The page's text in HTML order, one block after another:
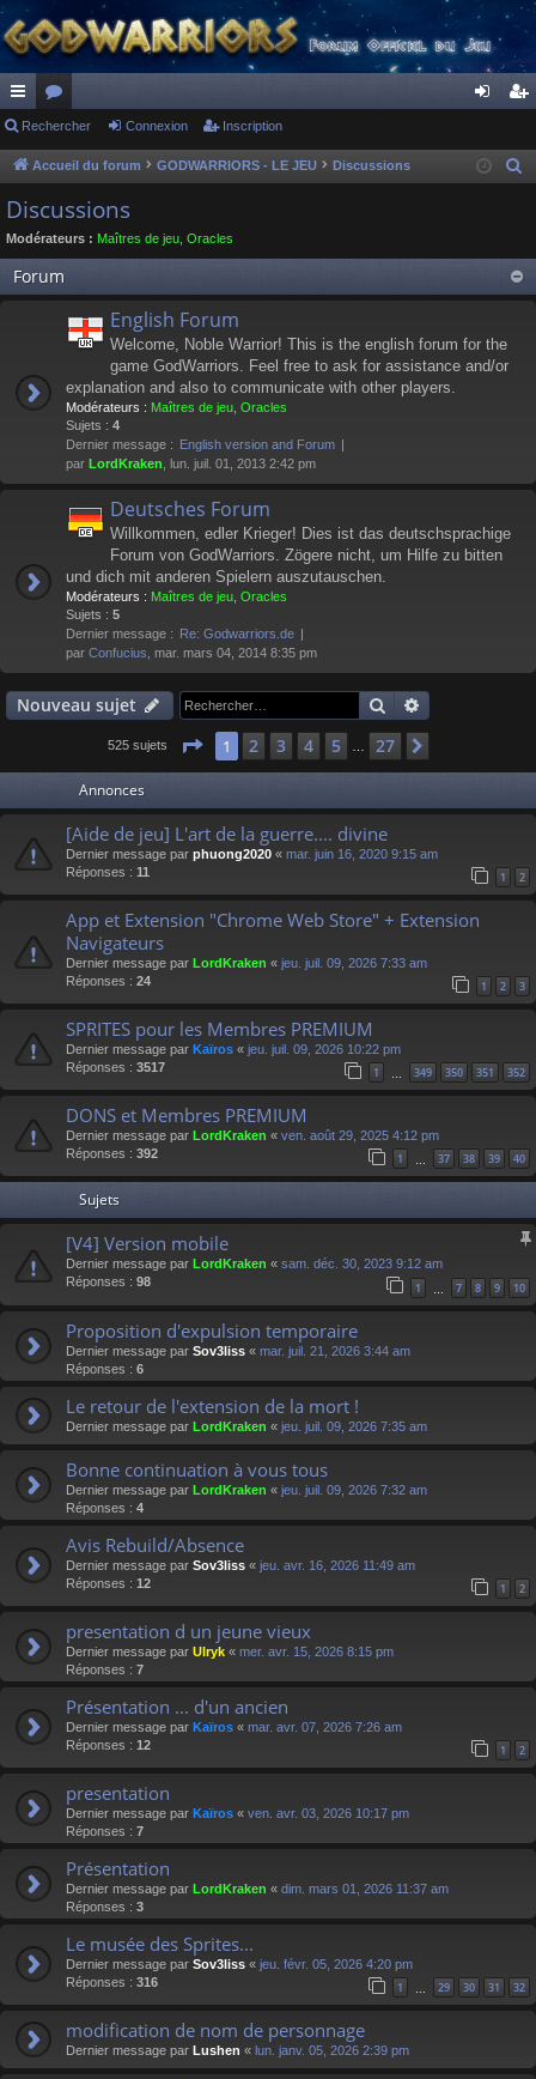
ac
co
ur
ci
s
or
u
s
ne cri
Rechercher Connexion Inscription
Accueil du forum GODWARRIORS - LE JEU Discussions
r
Discussions
Modérateurs : Maîtres de jeu Oracles
Forum
English Forum
Welcome, Noble Warrior! This is the english forum for the
game GodWarriors. Feel free to ask for assistance and/or
explanation and also to communicate with other players.
Modérateurs : Maîtres de jeu Oracles
Sujets : 4
Dernier message : English version and Forum
par LordKraken , lun. juil. 01, 2013 2:42 pm
Deutsches Forum
Willkommen, edler Krieger! Dies ist das deutschsprachige
Forum von GodWarriors. Zögere nicht, um Hilfe zu bitten
und dich mit anderen Spielern auszutauschen.
Modérateurs : Maîtres de jeu Oracles
Sujets : 5
Dernier message : Re: Godwarriors.de
par Confucius , mar. mars 04, 2014 8:35 pm
Nouveau sujet Rechercher
525 sujets Page 1sur 27
1 2 3 4 5 27
Annonces
[Aide de jeu] L'art de la guerre.... divine
Dernier message par phuong2020 « mar. juin 16, 2020 9:15 am
Réponses : 11 1 2
App et Extension "Chrome Web Store" + Extension
Navigateurs
Dernier message par LordKraken « jeu. juil. 09, 2026 7:33 am
Réponses : 24 1 2 3
SPRITES pour les Membres PREMIUM
Dernier message par Kaïros « jeu. juil. 09, 2026 10:22 pm
Réponses : 3517 1 … 349 350 351 352
DONS et Membres PREMIUM
Dernier message par LordKraken « ven. août 29, 2025 4:12 pm
Réponses : 392 1 … 37 38 39 40
Sujets
[V4] Version mobile
Dernier message par LordKraken « sam. déc. 30, 2023 9:12 am
Réponses : 98 1 7 8 9 10
Proposition d'expulsion temporaire
Dernier message par Sov3liss « mar. juil. 21, 2026 3:44 am
Réponses : 6
Le retour de l'extension de la mort !
Dernier message par LordKraken « jeu. juil. 09, 2026 7:35 am
Bonne continuation à vous tous
Dernier message par LordKraken « jeu. juil. 09, 2026 7:32 am
Réponses : 4
Avis Rebuild/Absence
Dernier message par Sov3liss « jeu. avr. 16, 2026 11:49 am
Réponses : 12 1 2
presentation d un jeune vieux
Dernier message par Ulryk « mer. avr. 15, 2026 8:15 pm
Réponses : 7
Présentation ... d'un ancien
Dernier message par Kaïros « mar. avr. 07, 2026 7:26 am
Réponses : 12 1 2
presentation
Dernier message par Kaïros « ven. avr. 03, 2026 10:17 pm
Réponses : 7
Présentation
Dernier message par LordKraken « dim. mars 01, 2026 11:37 am
Réponses : 3
Le musée des Sprites...
Dernier message par Sov3liss « jeu. févr. 05, 2026 4:20 pm
Réponses : 316 1 29 30 31 32
modification de nom de personnage
Dernier message par Lushen « lun. janv. 05, 2026 2:39 pm